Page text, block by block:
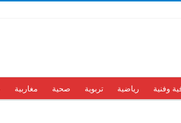
وفنية رياضية تربوية صحية مغاربية